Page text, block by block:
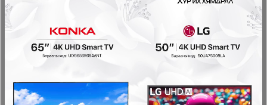
Ashley - Буйдангийн ширээ T310-317W9